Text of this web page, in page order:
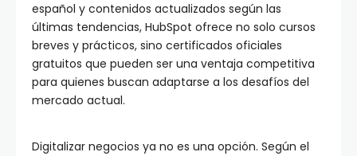
español y contenidos actualizados según las
últimas tendencias, HubSpot ofrece no solo cursos
breves y prácticos, sino certificados oficiales
gratuitos que pueden ser una ventaja competitiva
para quienes buscan adaptarse a los desafíos del
mercado actual.
Digitalizar negocios ya no es una opción. Según el